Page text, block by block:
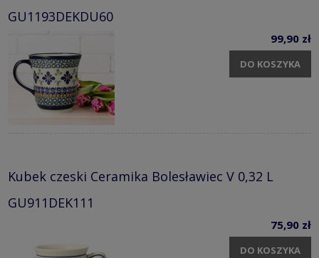
GU1193DEKDU60
99,90 zł
DO KOSZYKA
Kubek czeski Ceramika Bolesławiec V 0,32 L
GU911DEK111
75,90 zł
DO KOSZYKA